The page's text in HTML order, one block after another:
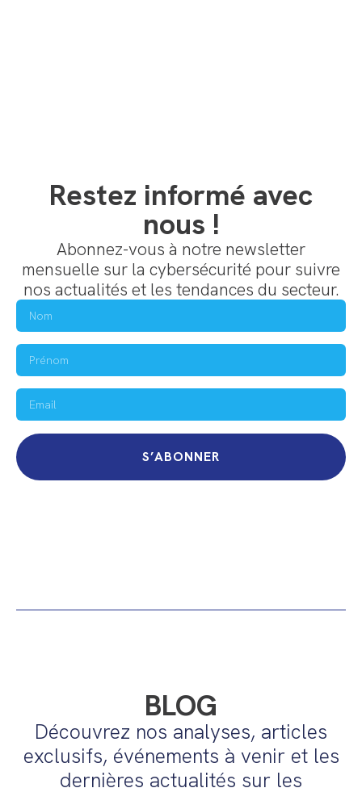
Restez informé avec
nous !
Abonnez-vous à notre newsletter
mensuelle sur la cybersécurité pour suivre
nos actualités et les tendances du secteur.
S’ABONNER
BLOG
Découvrez nos analyses, articles
exclusifs, événements à venir et les
dernières actualités sur les